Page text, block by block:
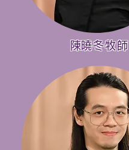
​陳曉冬牧師